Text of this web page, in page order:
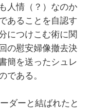
人情（？）なのか
あることを自認す
につけこむ術に関
の慰安婦像撤去決
簡を送ったシュレ
である。
ダーと結ばれたと